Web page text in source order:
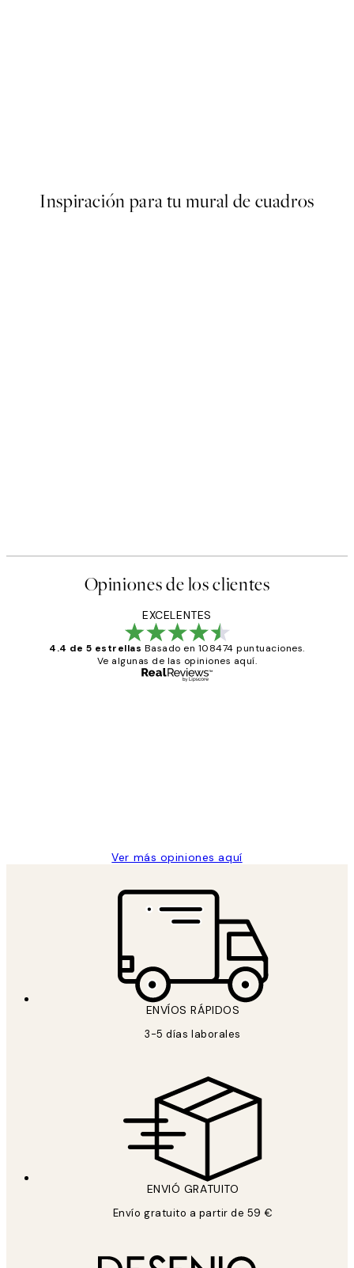
Inspiración para tu mural de cuadros
Opiniones de los clientes
EXCELENTES
4.4 de 5 estrellas Basado en 108474 puntuaciones.
Ve algunas de las opiniones aquí.
Ver más opiniones aquí
ENVÍOS RÁPIDOS
3-5 días laborales
ENVIÓ GRATUITO
Envío gratuito a partir de 59 €